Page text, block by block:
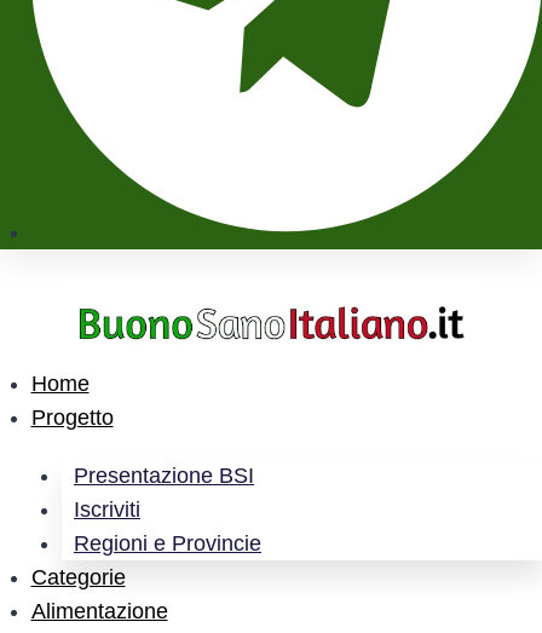
Home
Progetto
Presentazione BSI
Iscriviti
Regioni e Provincie
Categorie
Alimentazione